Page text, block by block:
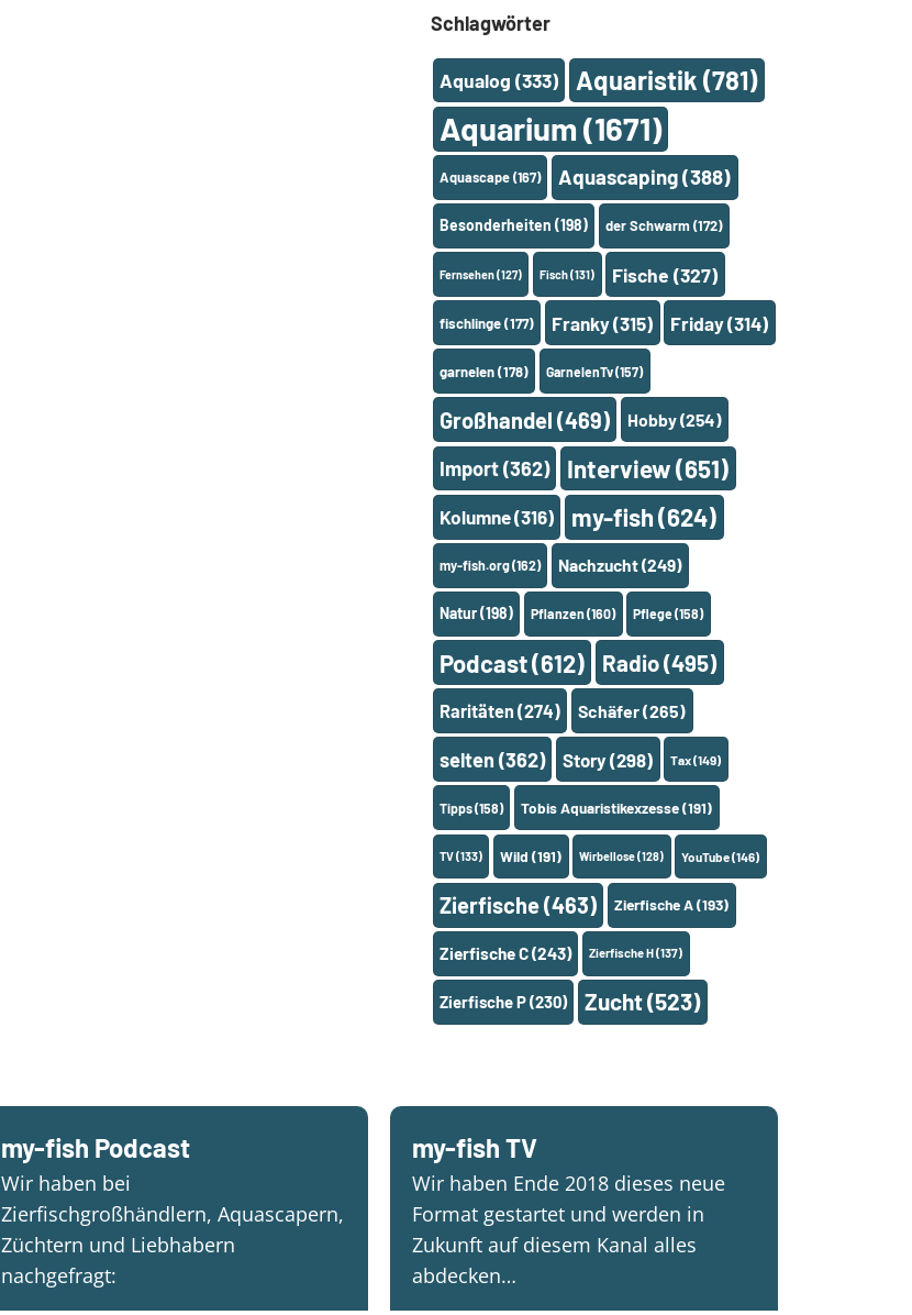
Schlagwörter
Aqualog (333) Aquaristik (781)
Aquarium (1671)
Aquascape(167) Aquascaping(388)
Besonderheiten (198) der Schwarm(172)
Fernsehen(127) Fisch(131) Fische (327)
fischlinge(177) Franky(315) Friday(314)
garnelen(178) GarnelenTv(157)
Großhandel (469) Hobby(254)
Import(362) Interview(651)
Kolumne(316) my-fish(624)
my-fish.org(162) Nachzucht(249)
Natur(198) Pflanzen(160) Pflege(158)
Podcast(612) Radio(495)
Raritäten (274) Schäfer(265)
selten (362) Story (298) Tax(149)
Tipps(158) Tobis Aquaristikexzesse(191)
TV(133) Wild (191) Wirbellose(128) YouTube(146)
Zierfische(463) Zierfische A(193)
Zierfische C(243) Zierfische H(137)
Zierfische P(230) Zucht(523)
my-fish Podcast
Wir haben bei
Zierfischgroßhändlern, Aquascapern,
Züchtern und Liebhabern
nachgefragt:
my-fish TV
Wir haben Ende 2018 dieses neue
Format gestartet und werden in
Zukunft auf diesem Kanal alles
abdecken…